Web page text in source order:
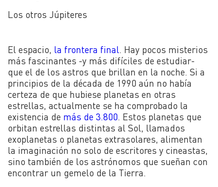
Los otros Júpiteres
El espacio, la frontera final. Hay pocos misterios
más fascinantes -y más difíciles de estudiar-
que el de los astros que brillan en la noche. Si a
principios de la década de 1990 aún no había
certeza de que hubiese planetas en otras
estrellas, actualmente se ha comprobado la
existencia de más de 3.800. Estos planetas que
orbitan estrellas distintas al Sol, llamados
exoplanetas o planetas extrasolares, alimentan
la imaginación no solo de escritores y cineastas,
sino también de los astrónomos que sueñan con
encontrar un gemelo de la Tierra.